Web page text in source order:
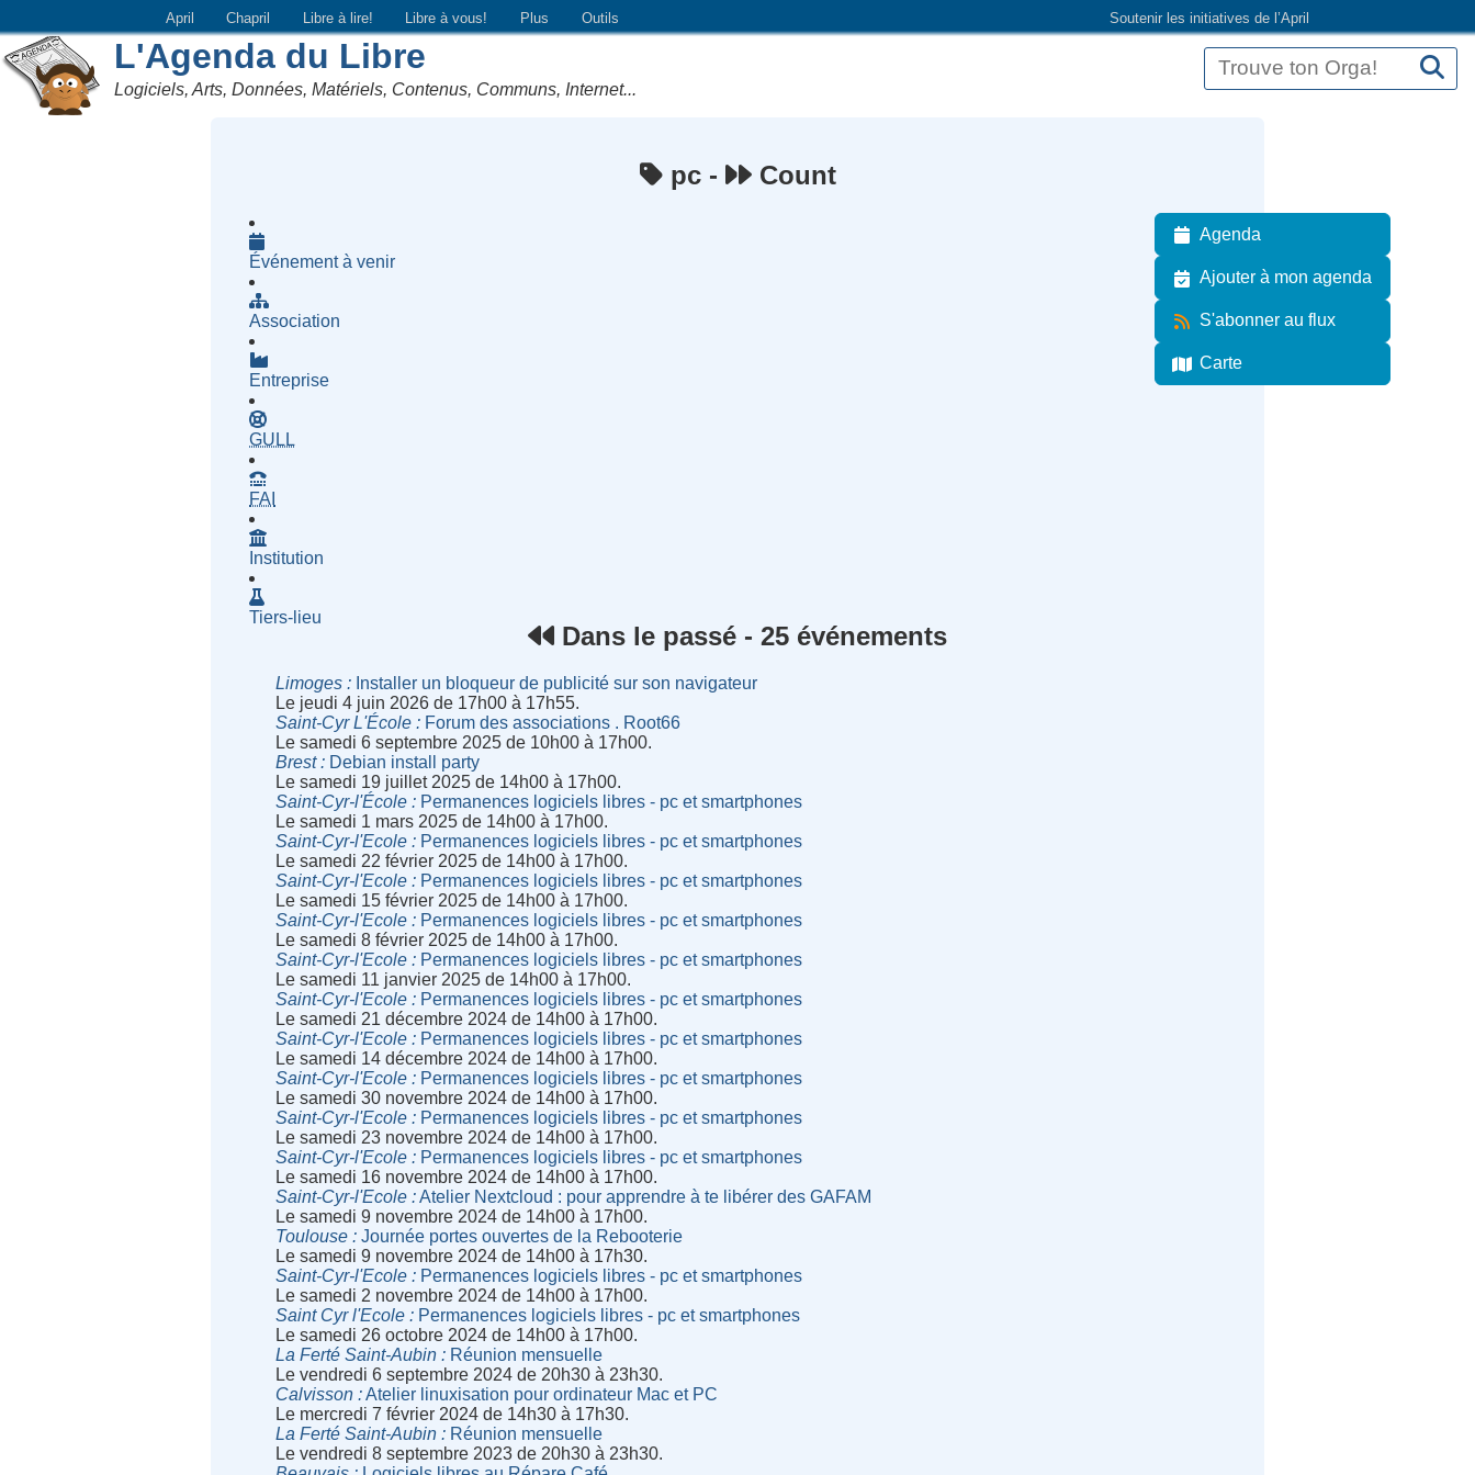
Soutenir les initiatives de l’April
April Chapril Libre à lire! Libre à vous! Plus Outils
L'Agenda du Libre
Logiciels, Arts, Données, Matériels, Contenus, Communs, Internet...
pc - Count
Agenda
Ajouter à mon agenda
S'abonner au flux
Carte
Événement à venir
Association
Entreprise
GULL
FAI
Institution
Tiers-lieu
Dans le passé - 25 événements
Limoges
Installer un bloqueur de publicité sur son navigateur
Le jeudi 4 juin 2026 de 17h00 à 17h55.
Saint-Cyr L'École
Forum des associations . Root66
Le samedi 6 septembre 2025 de 10h00 à 17h00.
Brest
Debian install party
Le samedi 19 juillet 2025 de 14h00 à 17h00.
Saint-Cyr-l'École
Permanences logiciels libres - pc et smartphones
Le samedi 1 mars 2025 de 14h00 à 17h00.
Saint-Cyr-l'Ecole
Permanences logiciels libres - pc et smartphones
Le samedi 22 février 2025 de 14h00 à 17h00.
Saint-Cyr-l'Ecole
Permanences logiciels libres - pc et smartphones
Le samedi 15 février 2025 de 14h00 à 17h00.
Saint-Cyr-l'Ecole
Permanences logiciels libres - pc et smartphones
Le samedi 8 février 2025 de 14h00 à 17h00.
Saint-Cyr-l'Ecole
Permanences logiciels libres - pc et smartphones
Le samedi 11 janvier 2025 de 14h00 à 17h00.
Saint-Cyr-l'Ecole
Permanences logiciels libres - pc et smartphones
Le samedi 21 décembre 2024 de 14h00 à 17h00.
Saint-Cyr-l'Ecole
Permanences logiciels libres - pc et smartphones
Le samedi 14 décembre 2024 de 14h00 à 17h00.
Saint-Cyr-l'Ecole
Permanences logiciels libres - pc et smartphones
Le samedi 30 novembre 2024 de 14h00 à 17h00.
Saint-Cyr-l'Ecole
Permanences logiciels libres - pc et smartphones
Le samedi 23 novembre 2024 de 14h00 à 17h00.
Saint-Cyr-l'Ecole
Permanences logiciels libres - pc et smartphones
Le samedi 16 novembre 2024 de 14h00 à 17h00.
Saint-Cyr-l'Ecole
Atelier Nextcloud : pour apprendre à te libérer des GAFAM
Le samedi 9 novembre 2024 de 14h00 à 17h00.
Toulouse
Journée portes ouvertes de la Rebooterie
Le samedi 9 novembre 2024 de 14h00 à 17h30.
Saint-Cyr-l'Ecole
Permanences logiciels libres - pc et smartphones
Le samedi 2 novembre 2024 de 14h00 à 17h00.
Saint Cyr l'Ecole
Permanences logiciels libres - pc et smartphones
Le samedi 26 octobre 2024 de 14h00 à 17h00.
La Ferté Saint-Aubin
Réunion mensuelle
Le vendredi 6 septembre 2024 de 20h30 à 23h30.
Calvisson
Atelier linuxisation pour ordinateur Mac et PC
Le mercredi 7 février 2024 de 14h30 à 17h30.
La Ferté Saint-Aubin
Réunion mensuelle
Le vendredi 8 septembre 2023 de 20h30 à 23h30.